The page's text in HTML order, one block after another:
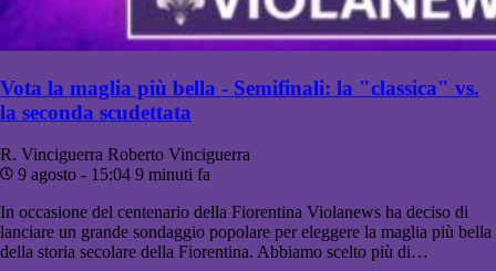
Vota la maglia più bella - Semifinali: la "classica" vs.
la seconda scudettata
R. Vinciguerra Roberto Vinciguerra
9 agosto - 15:04 9 minuti fa
In occasione del centenario della Fiorentina Violanews ha deciso di
lanciare un grande sondaggio popolare per eleggere la maglia più bella
della storia secolare della Fiorentina. Abbiamo scelto più di…